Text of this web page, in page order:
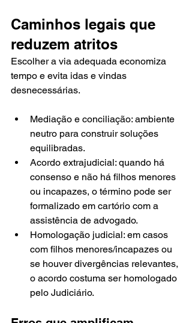
Caminhos legais que
reduzem atritos
Escolher a via adequada economiza
tempo e evita idas e vindas
desnecessárias.
Mediação e conciliação: ambiente
neutro para construir soluções
equilibradas.
Acordo extrajudicial: quando há
consenso e não há filhos menores
ou incapazes, o término pode ser
formalizado em cartório com a
assistência de advogado.
Homologação judicial: em casos
com filhos menores/incapazes ou
se houver divergências relevantes,
o acordo costuma ser homologado
pelo Judiciário.